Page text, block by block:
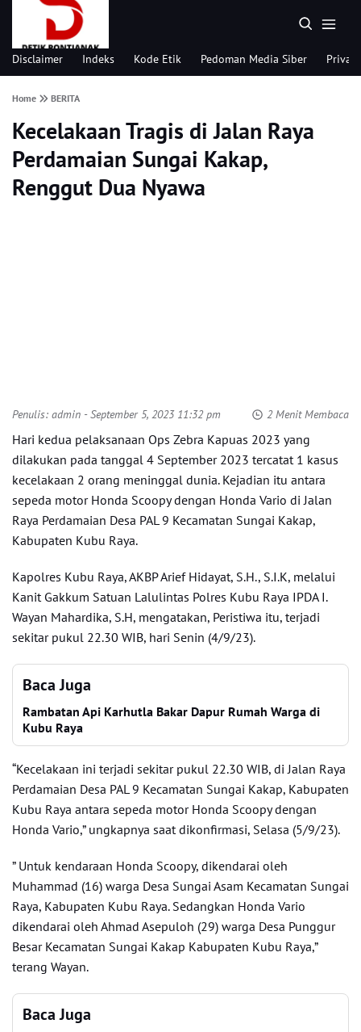
Disclaimer Indeks Kode Etik Pedoman Media Siber
Home BERITA
Kecelakaan Tragis di Jalan Raya
Perdamaian Sungai Kakap,
Renggut Dua Nyawa
Penulis: admin - September 5, 2023 11:32 pm 2 Menit Membaca
Hari kedua pelaksanaan Ops Zebra Kapuas 2023 yang
dilakukan pada tanggal 4 September 2023 tercatat 1 kasus
kecelakaan 2 orang meninggal dunia. Kejadian itu antara
sepeda motor Honda Scoopy dengan Honda Vario di Jalan
Raya Perdamaian Desa PAL 9 Kecamatan Sungai Kakap,
Kabupaten Kubu Raya.
Kapolres Kubu Raya, AKBP Arief Hidayat, S.H., S.I.K, melalui
Kanit Gakkum Satuan Lalulintas Polres Kubu Raya IPDA I.
Wayan Mahardika, S.H, mengatakan, Peristiwa itu, terjadi
sekitar pukul 22.30 WIB, hari Senin (4/9/23).
Baca Juga
Rambatan Api Karhutla Bakar Dapur Rumah Warga di
Kubu Raya
“Kecelakaan ini terjadi sekitar pukul 22.30 WIB, di Jalan Raya
Perdamaian Desa PAL 9 Kecamatan Sungai Kakap, Kabupaten
Kubu Raya antara sepeda motor Honda Scoopy dengan
Honda Vario,” ungkapnya saat dikonfirmasi, Selasa (5/9/23).
” Untuk kendaraan Honda Scoopy, dikendarai oleh
Muhammad (16) warga Desa Sungai Asam Kecamatan Sungai
Raya, Kabupaten Kubu Raya. Sedangkan Honda Vario
dikendarai oleh Ahmad Asepuloh (29) warga Desa Punggur
Besar Kecamatan Sungai Kakap Kabupaten Kubu Raya,”
terang Wayan.
Baca Juga